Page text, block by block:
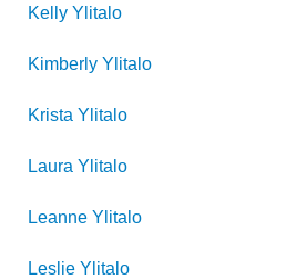
Kelly Ylitalo
Kimberly Ylitalo
Krista Ylitalo
Laura Ylitalo
Leanne Ylitalo
Leslie Ylitalo